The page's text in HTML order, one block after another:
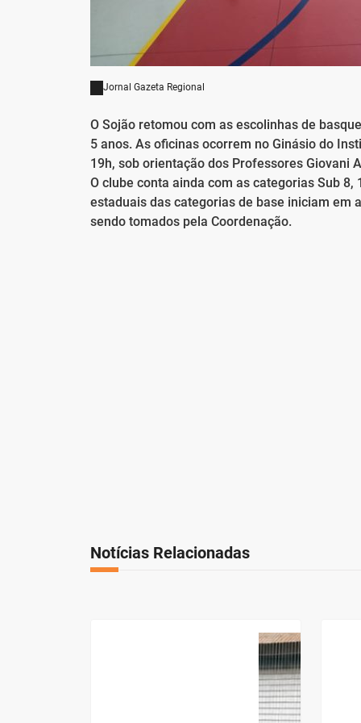
Jornal Gazeta Regional
O Sojão retomou com as escolinhas de
5 anos. As oficinas ocorrem no Ginásio do
19h, sob orientação dos Professores Giovani
O clube conta ainda com as categorias Sub
estaduais das categorias de base iniciam em
sendo tomados pela Coordenação.
Notícias Relacionadas